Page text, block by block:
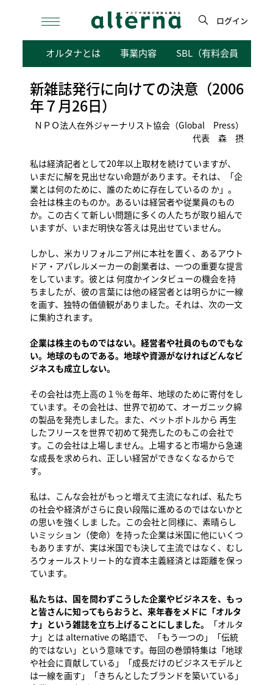
検
ログイン
オルタナとは 事業内容 SBL（有料会員向けサ
新雑誌発行に向けての決意（2006
年７月26日）
ＮＰＯ法人在外ジャーナリスト協会（Global Press）
代表 森 摂
私は経済記者として20年以上取材を続けていますが、
いまだに解を見出せない命題があります。それは、「企
業とは何のために、誰のために存在しているの か」。
会社は株主のものか。あるいは経営者や従業員のもの
か。この古くて新しい問題に多くの人たちが取り組んで
いますが、いまだ明快な答えは見出せていません。
しかし、米カリフォルニア州に本社を置く、あるアウト
ドア・アパレルメーカーの創業者は、一つの重要な提言
をしています。彼とは 何度かインタビューの機会を持
ちましたが、彼の言葉には他の経営者とは明らかに一線
を画す、独特の価値観がありました。それは、次の一文
に集約されます。
企業は株主のものではない。経営者や社員のものでもな
い。地球のものである。地球や資源がなければどんなビ
ジネスも成立しない。
その会社は売上高の１％を毎年、地球のために寄付をし
ています。その会社は、世界で初めて、オーガニック綿
の製品を発売しました。また、ペットボトルから 再生
したフリースを世界で初めて発売したのもこの会社で
す。この会社は上場しません。上場すると市場から急速
な成長を求められ、正しい経営ができなくなるからで
す。
私は、こんな会社がもっと増えて主流になれば、私たち
の社会や経済がさらに良い段階に進めるのではないかと
の思いを強くしま した。この会社と同様に、素晴らし
いミッション（使命）を持った企業は米国に他にいくつ
もありますが、実は米国でも決して主流ではなく、むし
ろウォールストリート的な資本主義経済とは距離を保っ
ています。
私たちは、国を問わずこうした企業やビジネスを、もっ
と皆さんに知ってもらおうと、来年春をメドに「オルタ
ナ」という雑誌を立ち上げることにしました。
「オルタ
ナ」とは alternative の略語で、「もう一つの」「伝統
的ではない」という意味です。毎回の巻頭特集は「地球
や社会に貢献している」「成長だけのビジネスモデルと
は一線を画す」「きちんとしたブランドを築いている」